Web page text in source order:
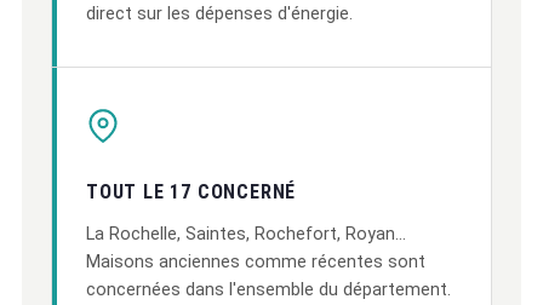
direct sur les dépenses d'énergie.
TOUT LE 17 CONCERNÉ
La Rochelle, Saintes, Rochefort, Royan…
Maisons anciennes comme récentes sont
concernées dans l'ensemble du département.